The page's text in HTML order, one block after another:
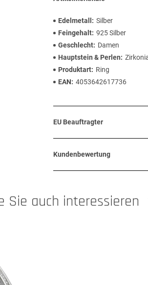
Edelmetall
Silber
Feingehalt 925 Silber
Geschlecht
Damen
Hauptstein & Perlen
Produktart
Ring
EAN
4053642617736
EU Beauftragter
Kundenbewertung
Sie auch interessieren